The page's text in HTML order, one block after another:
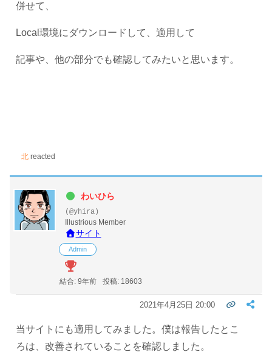
併せて、
Local環境にダウンロードして、適用して
記事や、他の部分でも確認してみたいと思います。
北 reacted
わいひら
(@yhira)
Illustrious Member
サイト
Admin
結合: 9年前 投稿: 18603
2021年4月25日 20:00
当サイトにも適用してみました。僕は報告したとこ
ろは、改善されていることを確認しました。